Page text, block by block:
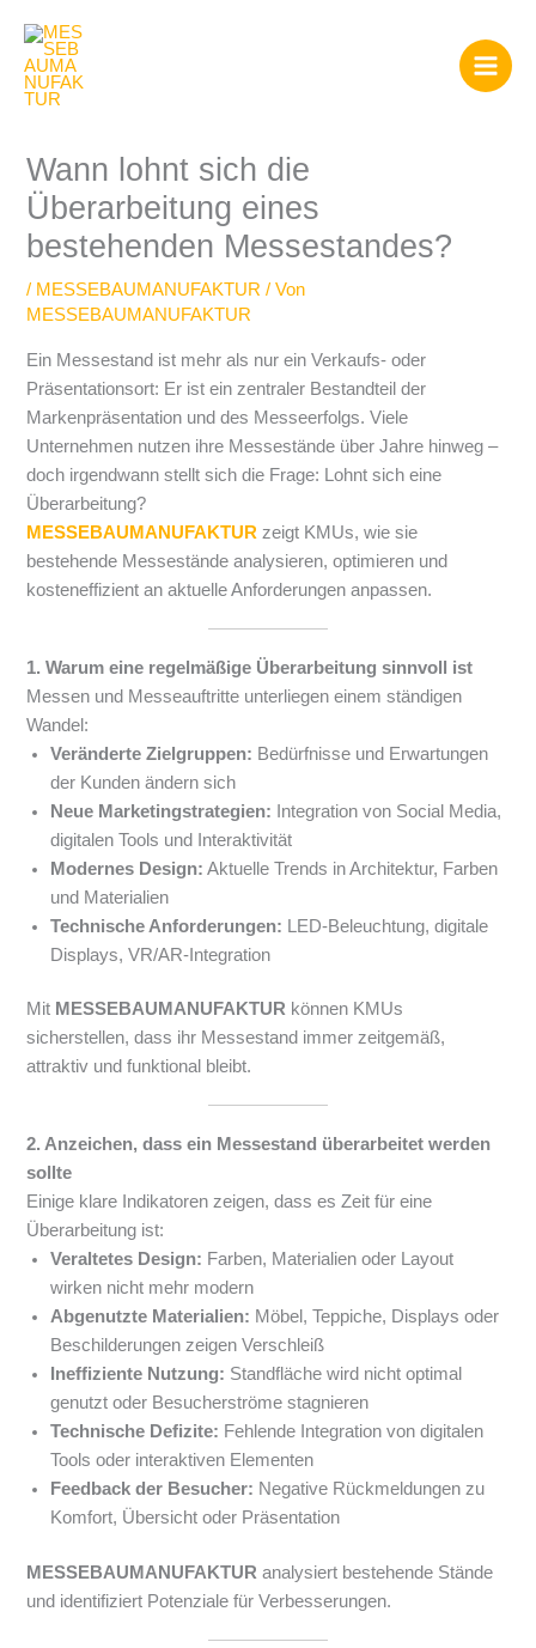
Inhalt
springen
Wann lohnt sich die
Überarbeitung eines
bestehenden Messestandes?
/ MESSEBAUMANUFAKTUR / Von
MESSEBAUMANUFAKTUR
Ein Messestand ist mehr als nur ein Verkaufs- oder
Präsentationsort: Er ist ein zentraler Bestandteil der
Markenpräsentation und des Messeerfolgs. Viele
Unternehmen nutzen ihre Messestände über Jahre hinweg –
doch irgendwann stellt sich die Frage: Lohnt sich eine
Überarbeitung?
MESSEBAUMANUFAKTUR zeigt KMUs, wie sie
bestehende Messestände analysieren, optimieren und
kosteneffizient an aktuelle Anforderungen anpassen.
1. Warum eine regelmäßige Überarbeitung sinnvoll ist
Messen und Messeauftritte unterliegen einem ständigen
Wandel:
Veränderte Zielgruppen: Bedürfnisse und Erwartungen
der Kunden ändern sich
Neue Marketingstrategien: Integration von Social Media,
digitalen Tools und Interaktivität
Modernes Design: Aktuelle Trends in Architektur, Farben
und Materialien
Technische Anforderungen: LED-Beleuchtung, digitale
Displays, VR/AR-Integration
Mit MESSEBAUMANUFAKTUR können KMUs
sicherstellen, dass ihr Messestand immer zeitgemäß,
attraktiv und funktional bleibt.
2. Anzeichen, dass ein Messestand überarbeitet werden
sollte
Einige klare Indikatoren zeigen, dass es Zeit für eine
Überarbeitung ist:
Veraltetes Design: Farben, Materialien oder Layout
wirken nicht mehr modern
Abgenutzte Materialien: Möbel, Teppiche, Displays oder
Beschilderungen zeigen Verschleiß
Ineffiziente Nutzung: Standfläche wird nicht optimal
genutzt oder Besucherströme stagnieren
Technische Defizite: Fehlende Integration von digitalen
Tools oder interaktiven Elementen
Feedback der Besucher: Negative Rückmeldungen zu
Komfort, Übersicht oder Präsentation
MESSEBAUMANUFAKTUR analysiert bestehende Stände
und identifiziert Potenziale für Verbesserungen.